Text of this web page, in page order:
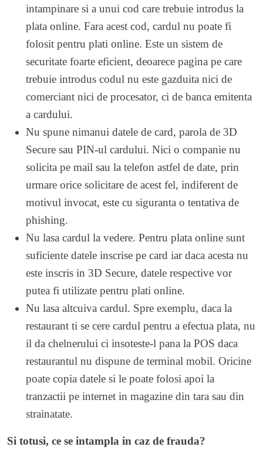
intampinare si a unui cod care trebuie introdus la
plata online. Fara acest cod, cardul nu poate fi
folosit pentru plati online. Este un sistem de
securitate foarte eficient, deoarece pagina pe care
trebuie introdus codul nu este gazduita nici de
comerciant nici de procesator, ci de banca emitenta
a cardului.
Nu spune nimanui datele de card, parola de 3D
Secure sau PIN-ul cardului. Nici o companie nu
solicita pe mail sau la telefon astfel de date, prin
urmare orice solicitare de acest fel, indiferent de
motivul invocat, este cu siguranta o tentativa de
phishing.
Nu lasa cardul la vedere. Pentru plata online sunt
suficiente datele inscrise pe card iar daca acesta nu
este inscris in 3D Secure, datele respective vor
putea fi utilizate pentru plati online.
Nu lasa altcuiva cardul. Spre exemplu, daca la
restaurant ti se cere cardul pentru a efectua plata, nu
il da chelnerului ci insoteste-l pana la POS daca
restaurantul nu dispune de terminal mobil. Oricine
poate copia datele si le poate folosi apoi la
tranzactii pe internet in magazine din tara sau din
strainatate.
Si totusi, ce se intampla in caz de frauda?